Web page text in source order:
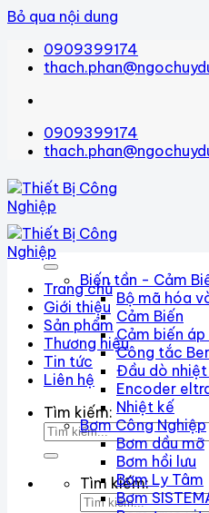
Bỏ qua nội dung
0909399174
0909399174
Trang chủ
Giới thiệu
Sản phẩm
Thương hiệu
Tin tức
Liên hệ
Tìm kiếm:
Tìm kiếm:
Biến tần - Cảm
Bộ mã hóa
Cảm Biến
Cảm biến áp
Công tắc
Đầu dò
Encoder
Nhiệt kế
Bơm Công Nghiệp
Bơm dầu mỡ
Bơm hồi lưu
Bơm Ly Tâm
Bơm